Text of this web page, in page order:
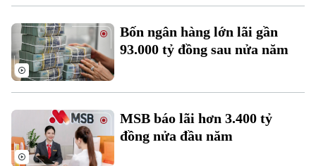
Xu hướng
Bốn ngân hàng lớn lãi gần
93.000 tỷ đồng sau nửa năm
MSB báo lãi hơn 3.400 tỷ
đồng nửa đầu năm